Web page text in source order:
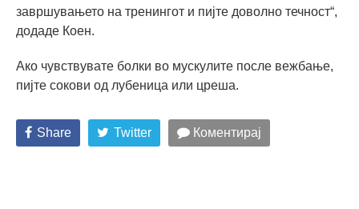
завршувањето на тренингот и пијте доволно течност“,
додаде Коен.
Ако чувствувате болки во мускулите после вежбање,
пијте сокови од лубеница или цреша.
Share Twitter Коментирај